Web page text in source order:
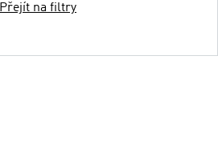
Přejít na filtry